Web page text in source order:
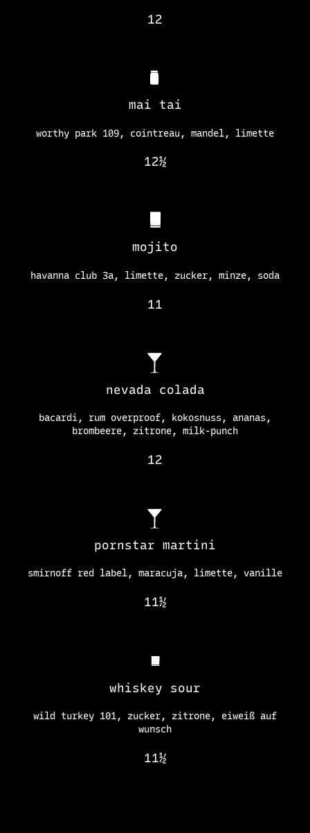
12
mai tai
worthy park 109, cointreau, mandel, limette
12½
mojito
havanna club 3a, limette, zucker, minze, soda
11
nevada colada
bacardi, rum overproof, kokosnuss, ananas,
brombeere, zitrone, milk-punch
12
pornstar martini
smirnoff red label, maracuja, limette, vanille
11½
whiskey sour
wild turkey 101, zucker, zitrone, eiweiß auf
wunsch
11½